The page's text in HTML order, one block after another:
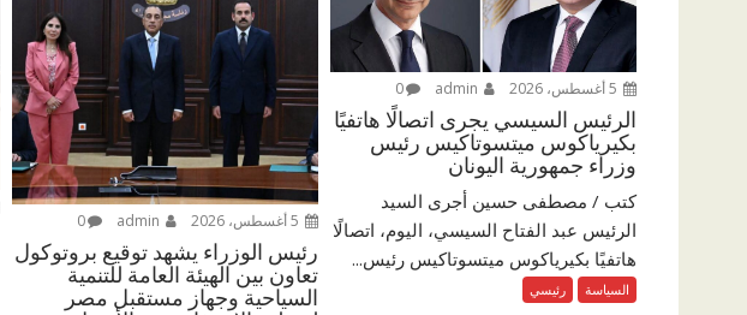
0
الرئيس السيسي يجرى اتصالًا هاتفيًا
بكيرياكوس ميتسوتاكيس رئيس
وزراء جمهورية اليونان
كتب / مصطفى حسين أجرى السيد
الرئيس عبد الفتاح السيسي، اليوم، اتصالًا
هاتفيًا بكيرياكوس ميتسوتاكيس رئيس...
السياسة رئيسي
0
رئيس الوزراء يشهد توقيع بروتوكول
تعاون بين الهيئة العامة للتنمية
السياحية وجهاز مستقبل مصر